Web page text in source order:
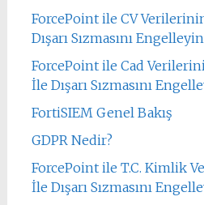
ForcePoint ile CV
Dışarı Sızmasını Engelleyin
ForcePoint ile Cad
İle Dışarı Sızmasını
FortiSIEM Genel Bakış
GDPR Nedir?
ForcePoint ile T.C. Kimlik
İle Dışarı Sızmasını